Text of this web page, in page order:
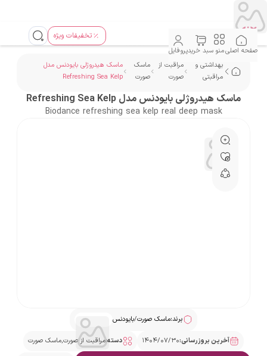
تخفیفات ویژه
صفحه اصلیمنو سبد خریدپروفایل
بهداشتی و
مراقبتی
مراقبت از
صورت
ماسک
صورت
ماسک هیدروژلی بایودنس مدل
Refreshing Sea Kelp
ماسک هیدروژلی بایودنس مدل Refreshing Sea Kelp
Biodance refreshing sea kelp real deep mask
برند:ماسک صورت/بایودنس
آخرین بروزرسانی:۱۴۰۴/۰۷/۳۰ دسته:مراقبت از صورت,ماسک صورت